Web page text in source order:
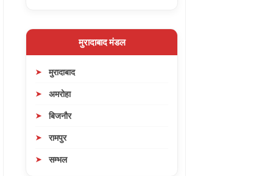
मुरादाबाद मंडल
मुरादाबाद
अमरोहा
बिजनौर
रामपुर
सम्भल